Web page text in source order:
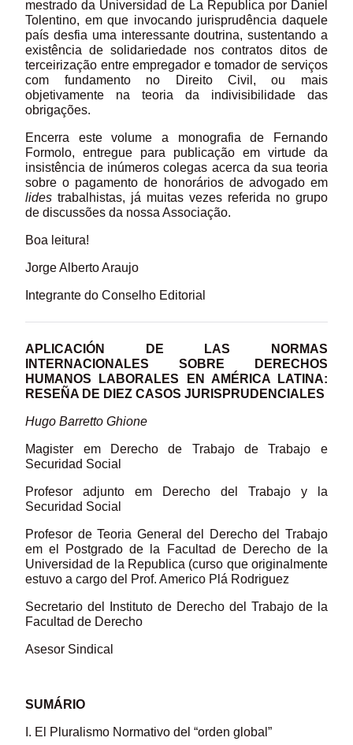
mestrado da Universidad de La Republica por Daniel
Tolentino, em que invocando jurisprudência daquele
país desfia uma interessante doutrina, sustentando a
existência de solidariedade nos contratos ditos de
terceirização entre empregador e tomador de serviços
com fundamento no Direito Civil, ou mais
objetivamente na teoria da indivisibilidade das
obrigações.
Encerra este volume a monografia de Fernando
Formolo, entregue para publicação em virtude da
insistência de inúmeros colegas acerca da sua teoria
sobre o pagamento de honorários de advogado em
lides trabalhistas, já muitas vezes referida no grupo
de discussões da nossa Associação.
Boa leitura!
Jorge Alberto Araujo
Integrante do Conselho Editorial
APLICACIÓN DE LAS NORMAS
INTERNACIONALES SOBRE DERECHOS
HUMANOS LABORALES EN AMÉRICA LATINA:
RESEÑA DE DIEZ CASOS JURISPRUDENCIALES
Hugo Barretto Ghione
Magister em Derecho de Trabajo de Trabajo e
Securidad Social
Profesor adjunto em Derecho del Trabajo y la
Securidad Social
Profesor de Teoria General del Derecho del Trabajo
em el Postgrado de la Facultad de Derecho de la
Universidad de la Republica (curso que originalmente
estuvo a cargo del Prof. Americo Plá Rodriguez
Secretario del Instituto de Derecho del Trabajo de la
Facultad de Derecho
Asesor Sindical
SUMÁRIO
I. El Pluralismo Normativo del “orden global”